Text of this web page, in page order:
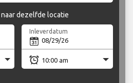
dezelfde locatie
Inleverdatum